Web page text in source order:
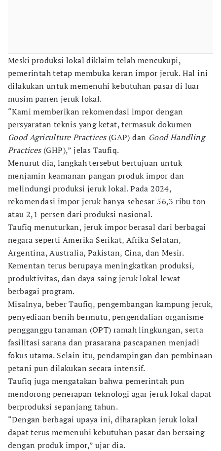
Meski produksi lokal diklaim telah mencukupi,
pemerintah tetap membuka keran impor jeruk. Hal ini
dilakukan untuk memenuhi kebutuhan pasar di luar
musim panen jeruk lokal.
“Kami memberikan rekomendasi impor dengan
persyaratan teknis yang ketat, termasuk dokumen
Good Agriculture Practices(GAP) dan Good Handling
Practices(GHP),” jelas Taufiq.
Menurut dia, langkah tersebut bertujuan untuk
menjamin keamanan pangan produk impor dan
melindungi produksi jeruk lokal. Pada 2024,
rekomendasi impor jeruk hanya sebesar 56,3 ribu ton
atau 2,1 persen dari produksi nasional.
Taufiq menuturkan, jeruk impor berasal dari berbagai
negara seperti Amerika Serikat, Afrika Selatan,
Argentina, Australia, Pakistan, Cina, dan Mesir.
Kementan terus berupaya meningkatkan produksi,
produktivitas, dan daya saing jeruk lokal lewat
berbagai program.
Misalnya, beber Taufiq, pengembangan kampung jeruk,
penyediaan benih bermutu, pengendalian organisme
pengganggu tanaman (OPT) ramah lingkungan, serta
fasilitasi sarana dan prasarana pascapanen menjadi
fokus utama. Selain itu, pendampingan dan pembinaan
petani pun dilakukan secara intensif.
Taufiq juga mengatakan bahwa pemerintah pun
mendorong penerapan teknologi agar jeruk lokal dapat
berproduksi sepanjang tahun.
“Dengan berbagai upaya ini, diharapkan jeruk lokal
dapat terus memenuhi kebutuhan pasar dan bersaing
dengan produk impor,” ujar dia.